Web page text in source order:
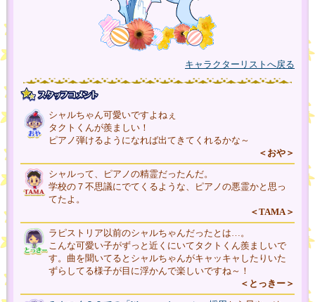
キャラクターリストへ戻る
シャルちゃん可愛いですよねぇ
タクトくんが羨ましい！
ピアノ弾けるようになれば出てきてくれるかな～
＜おや＞
シャルって、ピアノの精霊だったんだ。
学校の７不思議にでてくるような、ピアノの悪霊かと思っ
てたよ。
＜TAMA＞
ラピストリア以前のシャルちゃんだったとは…。
こんな可愛い子がずっと近くにいてタクトくん羨ましいで
す。曲を聞いてるとシャルちゃんがキャッキャしたりいた
ずらしてる様子が目に浮かんで楽しいですね～！
＜とっきー＞